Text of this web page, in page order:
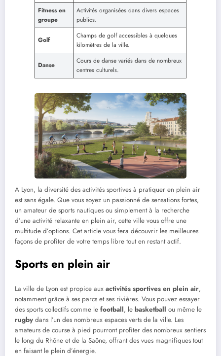
Fitness en
groupe
Activités organisées dans divers espaces
publics.
Golf
Champs de golf accessibles à quelques
kilomètres de la ville.
Danse
Cours de danse variés dans de nombreux
centres culturels.
A Lyon, la diversité des activités sportives à pratiquer en plein air
est sans égale. Que vous soyez un passionné de sensations fortes,
un amateur de sports nautiques ou simplement à la recherche
d’une activité relaxante en plein air, cette ville vous offre une
multitude d’options. Cet article vous fera découvrir les meilleures
façons de profiter de votre temps libre tout en restant actif.
Sports en plein air
La ville de Lyon est propice aux activités sportives en plein air,
notamment grâce à ses parcs et ses rivières. Vous pouvez essayer
des sports collectifs comme le football, le basketball ou même le
rugby dans l’un des nombreux espaces verts de la ville. Les
amateurs de course à pied pourront profiter des nombreux sentiers
le long du Rhône et de la Saône, offrant des vues magnifiques tout
en faisant le plein d’énergie.